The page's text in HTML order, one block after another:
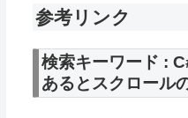
参考リンク
検索キーワード :
あるとスクロール